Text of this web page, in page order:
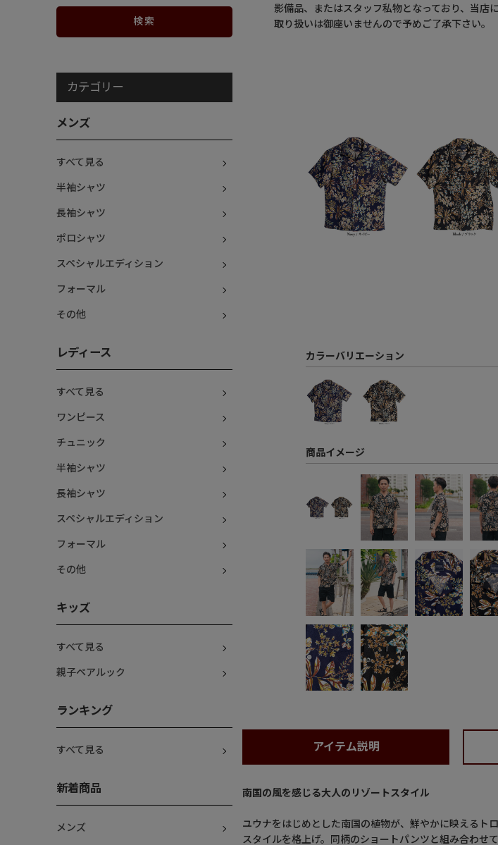
カテゴリー
メンズ
すべて見る
半袖シャツ
長袖シャツ
ポロシャツ
スペシャルエディション
フォーマル
その他
レディース
すべて見る
ワンピース
チュニック
半袖シャツ
長袖シャツ
スペシャルエディション
フォーマル
その他
キッズ
すべて見る
親子ペアルック
ランキング
すべて見る
新着商品
メンズ
影備品、またはスタッフ私物となっており、当店
取り扱いは御座いませんので予めご了承下さい。
カラーバリエーション
商品イメージ
アイテム説明
南国の風を感じる大人のリゾートスタイル
ユウナをはじめとした南国の植物が、鮮やかに映えるト
スタイルを格上げ。同柄のショートパンツと組み合わせ